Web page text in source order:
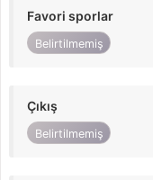
Favori sporlar
Belirtilmemiş
Çıkış
Belirtilmemiş